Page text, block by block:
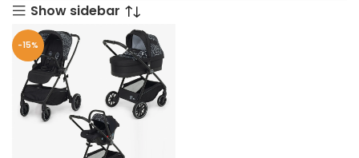
Show sidebar
-15%